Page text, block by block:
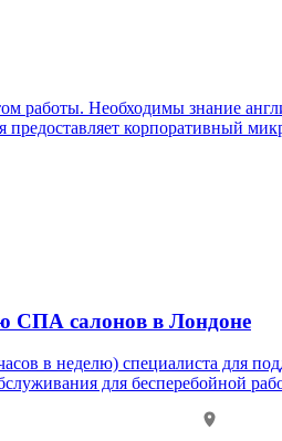
Необходимы знание
корпоративный
СПА салонов в Лондоне
специалиста для
для бесперебойной